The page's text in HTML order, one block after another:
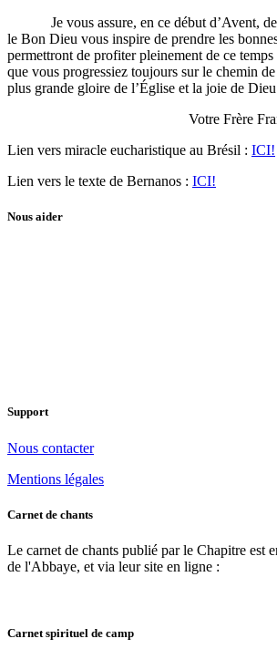
Je vous assure, en ce début d’Avent, de
le Bon Dieu vous inspire de prendre les
permettront de profiter pleinement de ce
que vous progressiez toujours sur le chemin
plus grande gloire de l’Église et la joie de
Votre Frère
Lien vers miracle eucharistique au Brésil : ICI!
Lien vers le texte de Bernanos : ICI!
Nous aider
Support
Nous contacter
Mentions légales
Carnet de chants
Le carnet de chants publié par le Chapitre est
de l'Abbaye, et via leur site en ligne :
Carnet spirituel de camp